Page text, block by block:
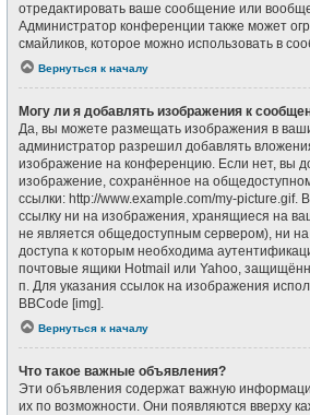
отредактировать ваше сообщение или
Администратор конференции также может
смайликов, которое можно использовать в
Вернуться к началу
Могу ли я добавлять изображения к
Да, вы можете размещать изображения в
администратор разрешил добавлять
изображение на конференцию. Если нет, вы
изображение, сохранённое на
ссылки: http://www.example.com/my-picture.gif.
ссылку ни на изображения, хранящиеся на
не является общедоступным сервером), ни
доступа к которым необходима
почтовые ящики Hotmail или Yahoo,
п. Для указания ссылок на изображения
BBCode [img].
Вернуться к началу
Что такое важные объявления?
Эти объявления содержат важную
их по возможности. Они появляются вверху